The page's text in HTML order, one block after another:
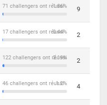
1.86%
71 challengers ont réussi 9
0.44%
17 challengers ont réussi 2
3.19%
122 challengers ont réussi 2
1.2%
46 challengers ont réussi 4